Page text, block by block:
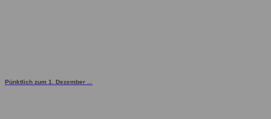
Pünktlich zum 1. Dezember ...